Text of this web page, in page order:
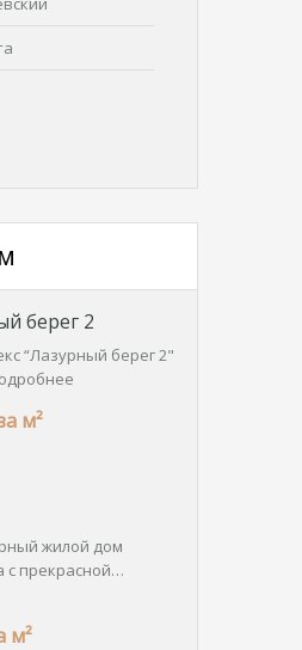
берег 2
“Лазурный берег 2"
м²
жилой дом
с прекрасной…
м²